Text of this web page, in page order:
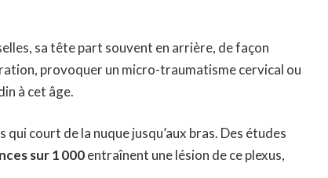
sa tête part souvent en arrière, de façon
provoquer un micro-traumatisme cervical ou
à cet âge.
qui court de la nuque jusqu’aux bras. Des études
sur 1 000entraînent une lésion de ce plexus,